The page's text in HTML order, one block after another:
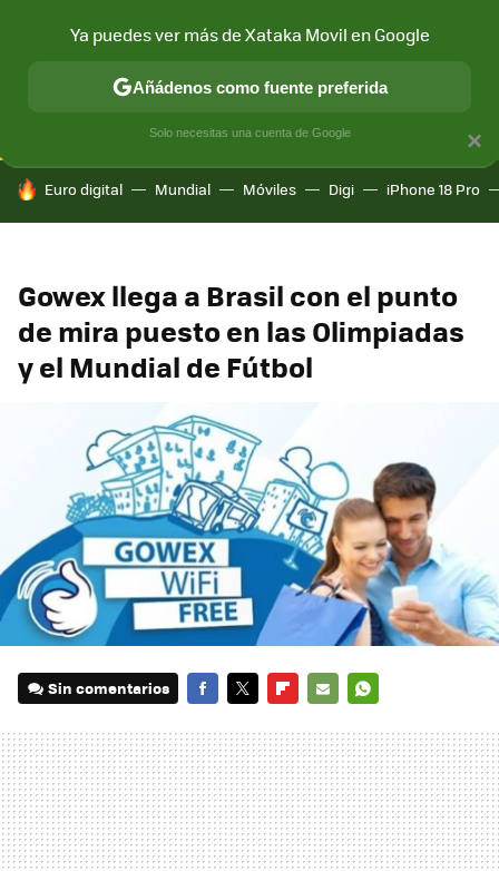
CONECTIVIDAD MÓVIL Y SOCIEDAD APLICACIONES
HOY SE HABLA DE
Euro digital Mundial Móviles Digi iPhone 18 Pro
Gowex llega a Brasil con el punto
de mira puesto en las Olimpiadas
y el Mundial de Fútbol
Sin comentarios
MAIL
×
Ya puedes ver más de Xataka Movil en Google
Añádenos como fuente preferida
Solo necesitas una cuenta de Google